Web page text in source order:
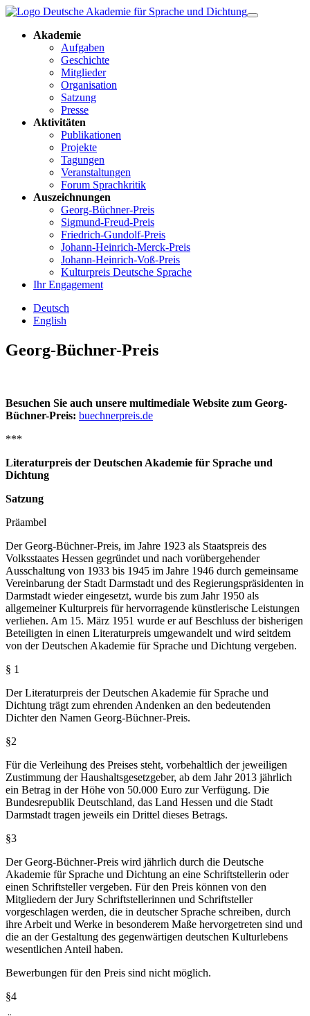
Akademie
Aufgaben
Geschichte
Mitglieder
Organisation
Satzung
Presse
Aktivitäten
Publikationen
Projekte
Tagungen
Veranstaltungen
Forum Sprachkritik
Auszeichnungen
Georg-Büchner-Preis
Sigmund-Freud-Preis
Friedrich-Gundolf-Preis
Johann-Heinrich-Merck-Preis
Johann-Heinrich-Voß-Preis
Kulturpreis Deutsche Sprache
Ihr Engagement
Deutsch
English
Georg-Büchner-Preis
Besuchen Sie auch unsere multimediale Website zum Georg-
Büchner-Preis: buechnerpreis.de
***
Literaturpreis der Deutschen Akademie für Sprache und
Dichtung
Satzung
Präambel
Der Georg-Büchner-Preis, im Jahre 1923 als Staatspreis des
Volksstaates Hessen gegründet und nach vorübergehender
Ausschaltung von 1933 bis 1945 im Jahre 1946 durch gemeinsame
Vereinbarung der Stadt Darmstadt und des Regierungspräsidenten in
Darmstadt wieder eingesetzt, wurde bis zum Jahr 1950 als
allgemeiner Kulturpreis für hervorragende künstlerische Leistungen
verliehen. Am 15. März 1951 wurde er auf Beschluss der bisherigen
Beteiligten in einen Literaturpreis umgewandelt und wird seitdem
von der Deutschen Akademie für Sprache und Dichtung vergeben.
§ 1
Der Literaturpreis der Deutschen Akademie für Sprache und
Dichtung trägt zum ehrenden Andenken an den bedeutenden
Dichter den Namen Georg-Büchner-Preis.
§2
Für die Verleihung des Preises steht, vorbehaltlich der jeweiligen
Zustimmung der Haushaltsgesetzgeber, ab dem Jahr 2013 jährlich
ein Betrag in der Höhe von 50.000 Euro zur Verfügung. Die
Bundesrepublik Deutschland, das Land Hessen und die Stadt
Darmstadt tragen jeweils ein Drittel dieses Betrags.
§3
Der Georg-Büchner-Preis wird jährlich durch die Deutsche
Akademie für Sprache und Dichtung an eine Schriftstellerin oder
einen Schriftsteller vergeben. Für den Preis können von den
Mitgliedern der Jury Schriftstellerinnen und Schriftsteller
vorgeschlagen werden, die in deutscher Sprache schreiben, durch
ihre Arbeit und Werke in besonderem Maße hervorgetreten sind und
die an der Gestaltung des gegenwärtigen deutschen Kulturlebens
wesentlichen Anteil haben.
Bewerbungen für den Preis sind nicht möglich.
§4